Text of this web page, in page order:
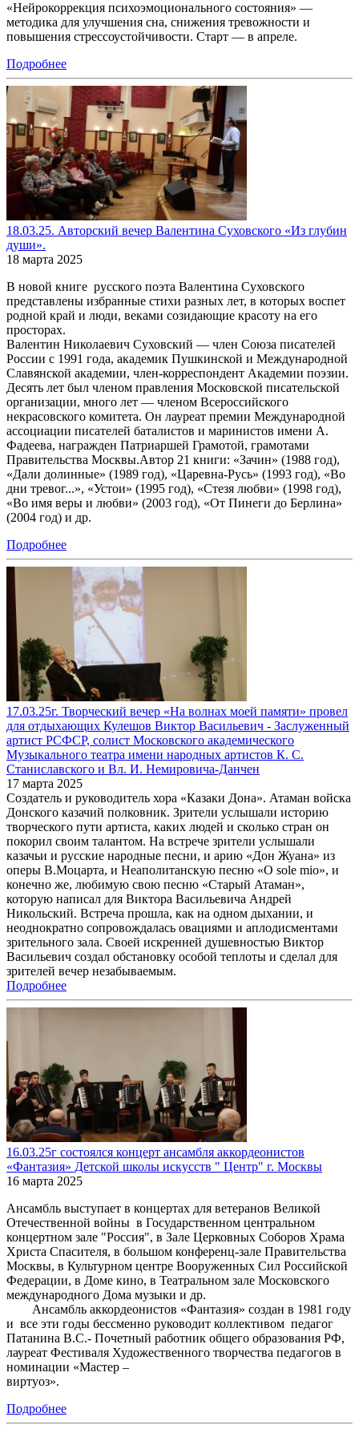
«Нейрокоррекция психоэмоционального состояния» —
методика для улучшения сна, снижения тревожности и
повышения стрессоустойчивости. Старт — в апреле.
Подробнее
18.03.25. Авторский вечер Валентина Суховского «Из глубин
души».
18 марта 2025
В новой книге русского поэта Валентина Суховского
представлены избранные стихи разных лет, в которых воспет
родной край и люди, веками созидающие красоту на его
просторах.
Валентин Николаевич Суховский — член Союза писателей
России с 1991 года, академик Пушкинской и Международной
Славянской академии, член-корреспондент Академии поэзии.
Десять лет был членом правления Московской писательской
организации, много лет — членом Всероссийского
некрасовского комитета. Он лауреат премии Международной
ассоциации писателей баталистов и маринистов имени А.
Фадеева, награжден Патриаршей Грамотой, грамотами
Правительства Москвы.Автор 21 книги: «Зачин» (1988 год),
«Дали долинные» (1989 год), «Царевна-Русь» (1993 год), «Во
дни тревог...», «Устои» (1995 год), «Стезя любви» (1998 год),
«Во имя веры и любви» (2003 год), «От Пинеги до Берлина»
(2004 год) и др.
Подробнее
17.03.25г. Творческий вечер «На волнах моей памяти» провел
для отдыхающих Кулешов Виктор Васильевич - Заслуженный
артист РСФСР, солист Московского академического
Музыкального театра имени народных артистов К. С.
Станиславского и Вл. И. Немировича-Данчен
17 марта 2025
Создатель и руководитель хора «Казаки Дона». Атаман войска
Донского казачий полковник. Зрители услышали историю
творческого пути артиста, каких людей и сколько стран он
покорил своим талантом. На встрече зрители услышали
казачьи и русские народные песни, и арию «Дон Жуана» из
оперы В.Моцарта, и Неаполитанскую песню «О sole mio», и
конечно же, любимую свою песню «Старый Атаман»,
которую написал для Виктора Васильевича Андрей
Никольский. Встреча прошла, как на одном дыхании, и
неоднократно сопровождалась овациями и аплодисментами
зрительного зала. Своей искренней душевностью Виктор
Васильевич создал обстановку особой теплоты и сделал для
зрителей вечер незабываемым.
Подробнее
16.03.25г состоялся концерт ансамбля аккордеонистов
«Фантазия» Детской школы искусств " Центр" г. Москвы
16 марта 2025
Ансамбль выступает в концертах для ветеранов Великой
Отечественной войны в Государственном центральном
концертном зале "Россия", в Зале Церковных Соборов Храма
Христа Спасителя, в большом конференц-зале Правительства
Москвы, в Культурном центре Вооруженных Сил Российской
Федерации, в Доме кино, в Театральном зале Московского
международного Дома музыки и др.
Ансамбль аккордеонистов «Фантазия» создан в 1981 году
и все эти годы бессменно руководит коллективом педагог
Патанина В.С.- Почетный работник общего образования РФ,
лауреат Фестиваля Художественного творчества педагогов в
номинации «Мастер –
виртуоз».
Подробнее